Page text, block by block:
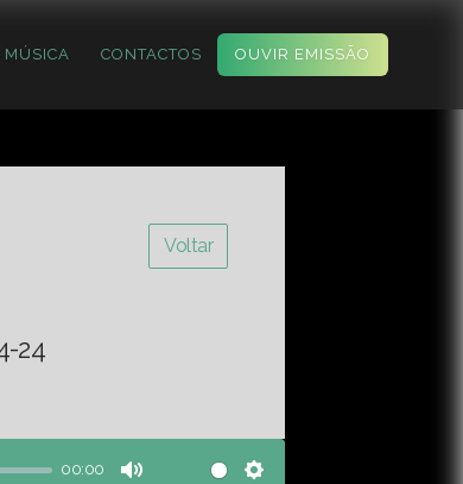
MÚSICA CONTACTOS OUVIR EMISSÃO
Voltar
24
00:00